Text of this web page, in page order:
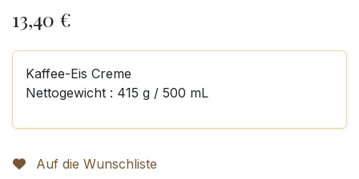
13,40 €
Kaffee-Eis Creme
Nettogewicht : 415 g / 500 mL
Auf die Wunschliste